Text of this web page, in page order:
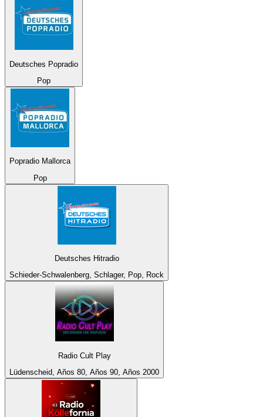
Deutsches Popradio
Pop
Popradio Mallorca
Pop
Deutsches Hitradio
Schieder-Schwalenberg, Schlager, Pop, Rock
Radio Cult Play
Lüdenscheid, Años 80, Años 90, Años 2000